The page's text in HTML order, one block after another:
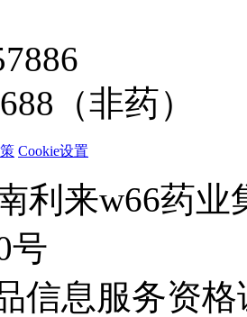
（非药）
Cookie设置
利来w66药
号
信息服务资